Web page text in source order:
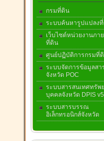
กรมที่ดิน
ระบบค้นหารูปแปลง
เว็บไซต์หน่วยงานภา
ที่ดิน
ศูนย์ปฏิบัติการกรมที่
ระบบจัดการข้อมูลสา
จังหวัด POC
ระบบสารสนเทศทรัพ
บุคคลจังหวัด DPIS v5
ระบบสารบรรณ
อิเล็กทรอนิกส์จังหวัด